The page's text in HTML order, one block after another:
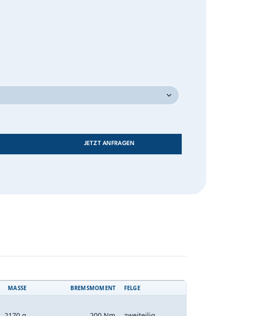
JETZT ANFRAGEN
MASSE BREMSMOMENT FELGE